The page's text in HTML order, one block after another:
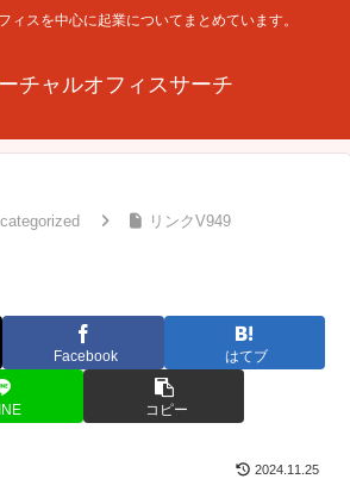
ィスを中心に起業についてまとめています。
チャルオフィスサーチ
リンクV949
Facebook はてブ
コピー
2024.11.25